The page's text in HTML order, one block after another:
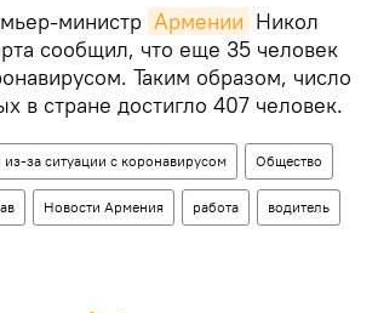
министр Армении Никол
сообщил, что еще 35 человек
Таким образом, число
в стране достигло 407 человек.
за ситуации с коронавирусом Общество
Новости Армения работа водитель